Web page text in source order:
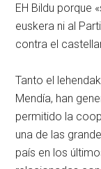
EH Bildu porque
euskera ni al
contra el
Tanto el
Mendía, han
permitido la
una de las
país en los